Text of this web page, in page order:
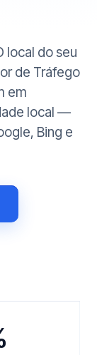
local do seu
de Tráfego
em
local —
Bing e